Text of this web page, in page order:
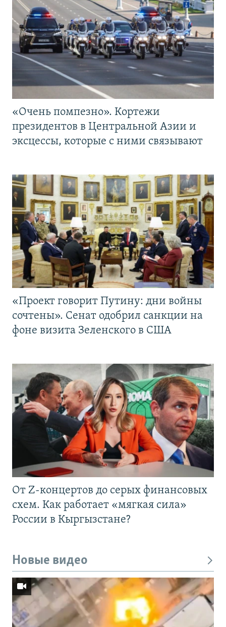
«Очень помпезно». Кортежи
президентов в Центральной Азии и
эксцессы, которые с ними связывают
«Проект говорит Путину: дни войны
сочтены». Сенат одобрил санкции на
фоне визита Зеленского в США
От Z-концертов до серых финансовых
схем. Как работает «мягкая сила»
России в Кыргызстане?
Новые видео